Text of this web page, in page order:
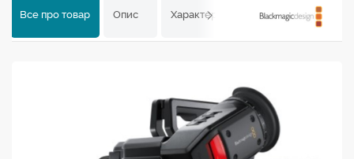
Все про товар Опис Характеристики Відгуки